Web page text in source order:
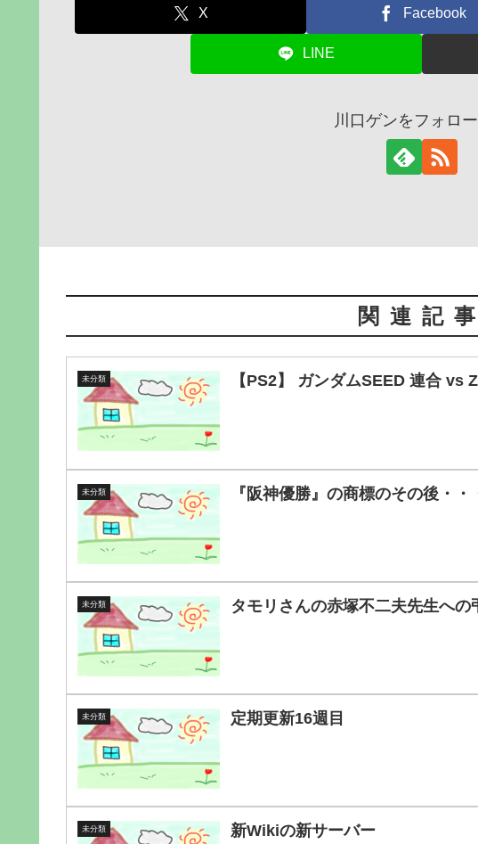
X Facebook
LINE
川口ゲンをフォロ
関連記事
未分類 【PS2】 ガンダムSEED 連合 vs
未分類 『阪神優勝』の商標のその後・・
未分類 タモリさんの赤塚不二夫先生への
未分類 定期更新16週目
未分類 新Wikiの新サーバー